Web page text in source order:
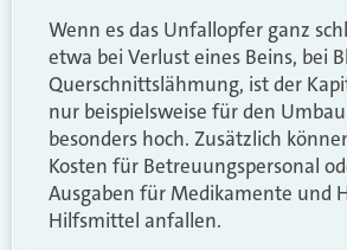
Wenn es das Unfallopfer ganz
etwa bei Verlust eines Beins, bei
Querschnittslähmung, ist der
nur beispielsweise für den
besonders hoch. Zusätzlich
Kosten für Betreuungspersonal
Ausgaben für Medikamente und
Hilfsmittel anfallen.